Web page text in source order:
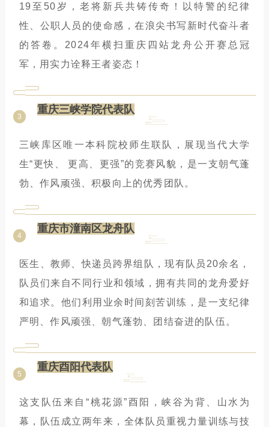
19至50岁，老将新兵共铸传奇！以特警的纪律
性、公职人员的使命感，在浪尖书写新时代奋斗者
的答卷。2024年横扫重庆四站龙舟公开赛总冠
军，用实力诠释王者姿态！
3
重庆三峡学院代表队
三峡库区唯一本科院校师生联队，展现当代大学
生“更快、 更高、更强”的竞赛风貌，是一支朝气蓬
勃、作风顽强、积极向上的优秀团队。
4
重庆市潼南区龙舟队
医生、教师、快递员跨界组队，现有队员20余名，
队员们来自不同行业和领域，拥有共同的龙舟爱好
和追求。他们利用业余时间刻苦训练，是一支纪律
严明、作风顽强、朝气蓬勃、团结奋进的队伍。
5
重庆酉阳代表队
这支队伍来自“桃花源”酉阳，峡谷为背、山水为
幕，队伍成立两年来，全体队员重视力量训练与技